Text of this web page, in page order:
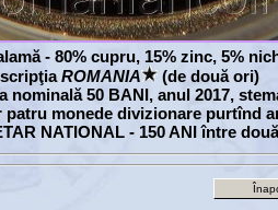
- 80% cupru, 15% zinc, 5%
ROMANIA
(de două ori)
nominală 50 BANI, anul 2017,
monede divizionare purtînd
NATIONAL - 150 ANI între